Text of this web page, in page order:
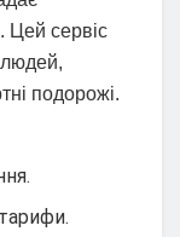
Цей сервіс
людей,
подорожі.